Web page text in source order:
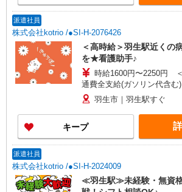
派遣社員
株式会社kotrio /●SI-H-2076426
＜高時給＞羽生駅近くの
を★看護助手♪
時給1600円〜2250円
通費全支給(ガソリン代含む)
羽生市｜羽生駅すぐ
キープ
派遣社員
株式会社kotrio /●SI-H-2024009
≪羽生駅≫未経験・無資